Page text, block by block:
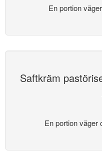
En portion
Saftkräm
En portion väger